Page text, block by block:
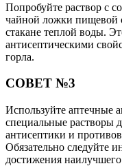
Попробуйте раствор с
чайной ложки пищевой
стакане теплой воды.
антисептическими
горла.
СОВЕТ №3
Используйте аптечные
специальные растворы
антисептики и
Обязательно следуйте
достижения наилучшего